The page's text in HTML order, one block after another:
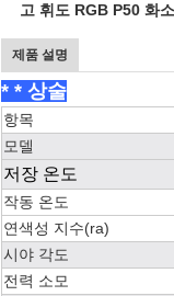
고 휘도 RGB P50 화
제품 설명
* * 상술
항목
모델
저장 온도
작동 온도
연색성 지수(ra)
시야 각도
전력 소모